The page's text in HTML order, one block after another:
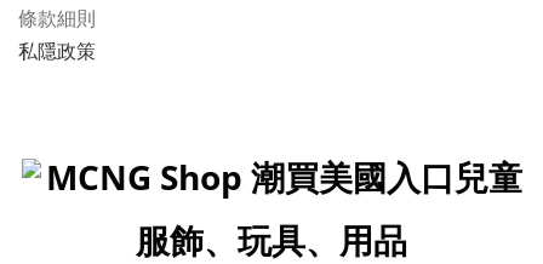
條款細則
私隱政策
MCNG Shop 潮買美國入口兒童
服飾、玩具、用品